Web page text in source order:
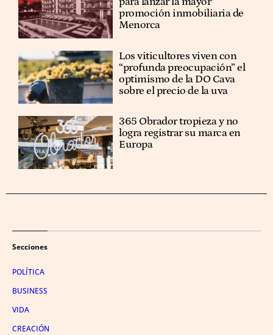
promoción inmobiliaria de
Menorca
Los viticultores viven con
“profunda preocupación” el
optimismo de la DO Cava
sobre el precio de la uva
365 Obrador tropieza y no
logra registrar su marca en
Europa
Secciones
POLÍTICA
BUSINESS
VIDA
CREACIÓN